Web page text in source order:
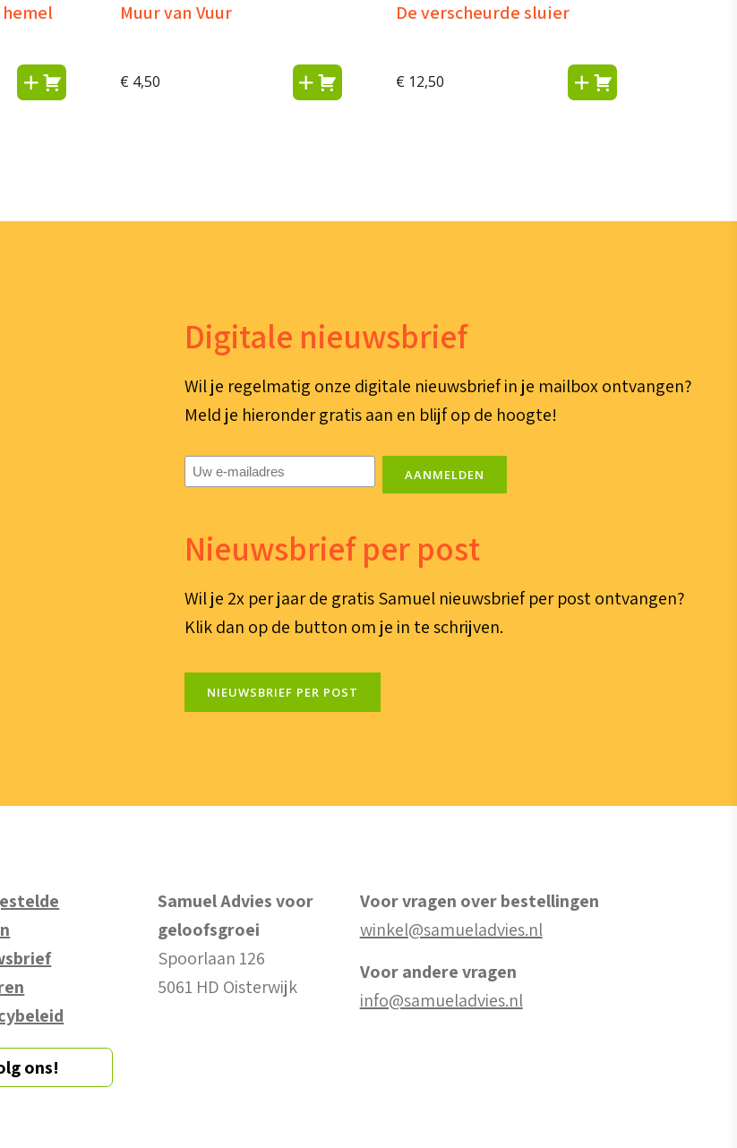
Muur van Vuur
€ 4,50
De verscheurde sluier
€ 12,50
Digitale nieuwsbrief
Wil je regelmatig onze digitale nieuwsbrief in je mailbox ontvangen?
Meld je hieronder gratis aan en blijf op de hoogte!
E-
mailadres(Vereist)
AANMELDEN
Nieuwsbrief per post
Wil je 2x per jaar de gratis Samuel nieuwsbrief per post ontvangen?
Klik dan op de button om je in te schrijven.
NIEUWSBRIEF PER POST
ons!
Samuel Advies voor
geloofsgroei
Spoorlaan 126
5061 HD Oisterwijk
Voor vragen over bestellingen
winkel@samueladvies.nl
Voor andere vragen
info@samueladvies.nl